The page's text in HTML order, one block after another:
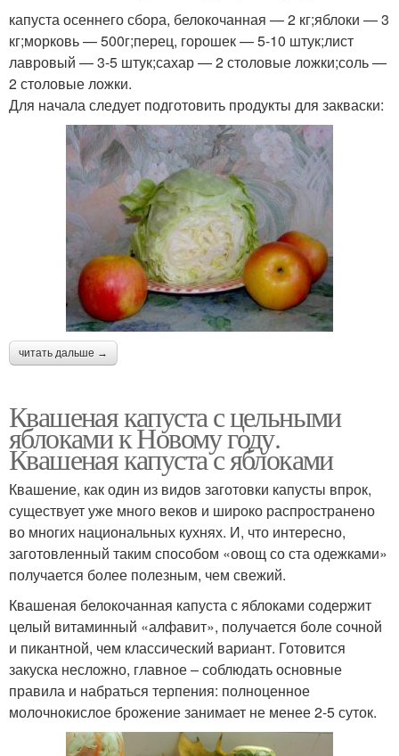
капуста осеннего сбора, белокочанная — 2 кг;яблоки — 3
кг;морковь — 500г;перец, горошек — 5-10 штук;лист
лавровый — 3-5 штук;сахар — 2 столовые ложки;соль —
2 столовые ложки.
Для начала следует подготовить продукты для закваски:
читать дальше →
Квашеная капуста с цельными
яблоками к Новому году.
Квашеная капуста с яблоками
Квашение, как один из видов заготовки капусты впрок,
существует уже много веков и широко распространено
во многих национальных кухнях. И, что интересно,
заготовленный таким способом «овощ со ста одежками»
получается более полезным, чем свежий.
Квашеная белокочанная капуста с яблоками содержит
целый витаминный «алфавит», получается боле сочной
и пикантной, чем классический вариант. Готовится
закуска несложно, главное – соблюдать основные
правила и набраться терпения: полноценное
молочнокислое брожение занимает не менее 2-5 суток.